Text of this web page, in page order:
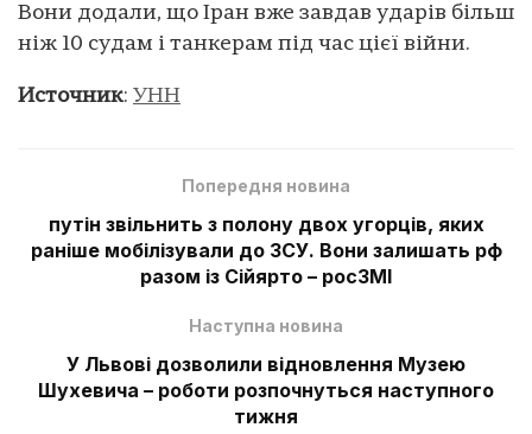
Вони додали, що Іран вже завдав ударів більш
ніж 10 судам і танкерам під час цієї війни.
Источник: УНН
Попередня новина
путін звільнить з полону двох угорців, яких
раніше мобілізували до ЗСУ. Вони залишать рф
разом із Сійярто – росЗМІ
Наступна новина
У Львові дозволили відновлення Музею
Шухевича – роботи розпочнуться наступного
тижня